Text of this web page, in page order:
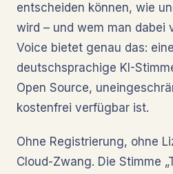
entscheiden können, wie
wird – und wem man dabei
Voice bietet genau das:
deutschsprachige KI-
Open Source,
kostenfrei verfügbar ist.
Ohne Registrierung, ohne
Cloud-Zwang. Die Stimme